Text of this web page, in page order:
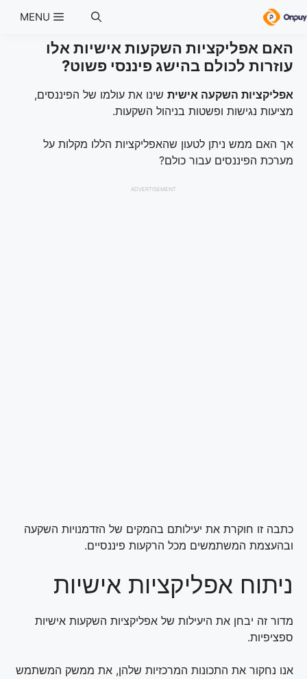
to
content
MENU
האם אפליקציות השקעות אישיות אלו
עוזרות לכולם בהישג פיננסי פשוט?
אפליקציות השקעה אישית שינו את עולמו של הפיננסים,
מציעות נגישות ופשטות בניהול השקעות.
אך האם ממש ניתן לטעון שהאפליקציות הללו מקלות על
מערכת הפיננסים עבור כולם?
ADVERTISEMENT
כתבה זו חוקרת את יעילותם בהמקים של הזדמנויות השקעה
ובהעצמת המשתמשים מכל הרקעות פיננסיים.
ניתוח אפליקציות אישיות
מדור זה יבחן את היעילות של אפליקציות השקעות אישיות
ספציפיות.
אנו נחקור את התכונות המרכזיות שלהן, את ממשק המשתמש